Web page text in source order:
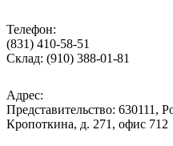
Телефон:
(831) 410-58-51
Склад: (910) 388-01-81
Адрес:
Представительство: 630111,
Кропоткина, д. 271, офис 712